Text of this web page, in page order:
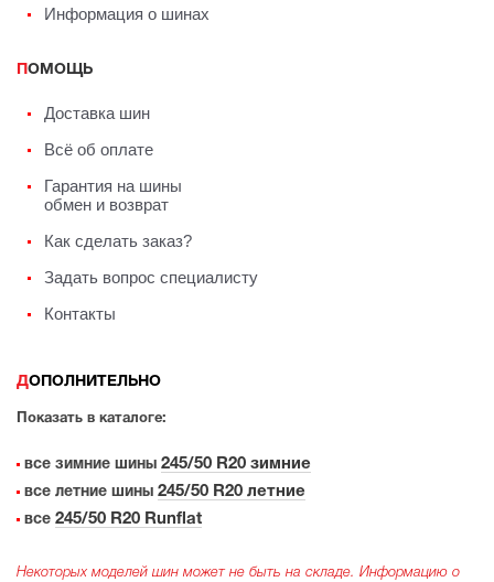
Информация о шинах
ПОМОЩЬ
Доставка шин
Всё об оплате
Гарантия на шины
обмен и возврат
Как сделать заказ?
Задать вопрос специалисту
Контакты
ДОПОЛНИТЕЛЬНО
Показать в каталоге:
все зимние шины 245/50 R20 зимние
все летние шины 245/50 R20 летние
все 245/50 R20 Runflat
Некоторых моделей шин может не быть на складе. Информацию о